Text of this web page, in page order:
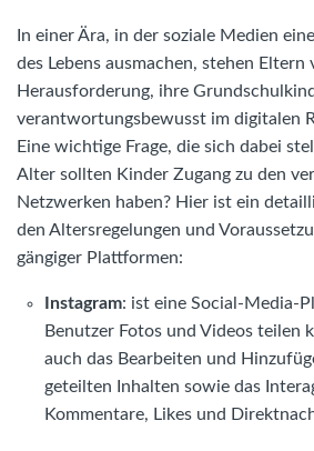
In einer Ära, in der soziale Medien
des Lebens ausmachen, stehen Eltern
Herausforderung, ihre
verantwortungsbewusst im digitalen
Eine wichtige Frage, die sich dabei
Alter sollten Kinder Zugang zu den
Netzwerken haben? Hier ist ein
den Altersregelungen und
gängiger Plattformen:
Instagram: ist eine Social-Media-
Benutzer Fotos und Videos teilen
auch das Bearbeiten und
geteilten Inhalten sowie das
Kommentare, Likes und